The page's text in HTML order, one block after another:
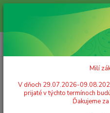
Milí zákazníci! V dňoch
Objednávky prijaté v týchto
Ďakujeme za
+421 908 755 958
Po. - Pia. od 9:00 hod. - 16:00 hod.
Milí
V dňoch 29.07.2026-
prijaté v týchto termínoch
Ďakujeme